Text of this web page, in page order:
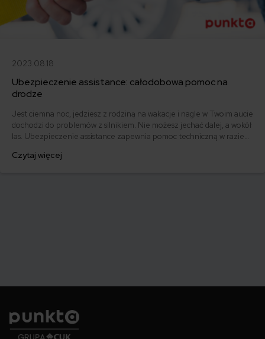
2023.08.18
Ubezpieczenie assistance: całodobowa pomoc na
drodze
Jest ciemna noc, jedziesz z rodziną na wakacje i nagle w Twoim aucie
dochodzi do problemów z silnikiem. Nie możesz jechać dalej, a wokół
las. Ubezpieczenie assistance zapewnia pomoc techniczną w razie
samochód, assistance może Ci bardzo ułatwić życie.
Czytaj więcej